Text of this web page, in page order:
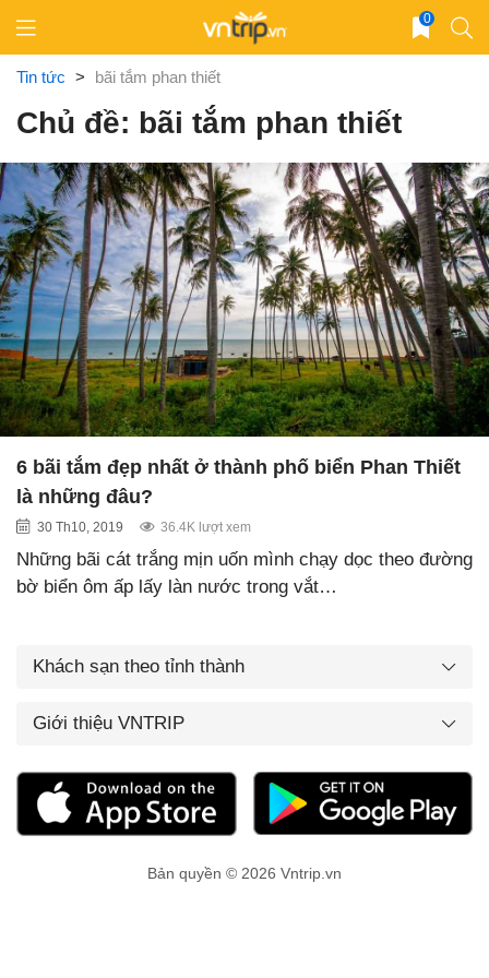
content
0
Tin tức > bãi tắm phan thiết
Chủ đề: bãi tắm phan thiết
6 bãi tắm đẹp nhất ở thành phố biển Phan Thiết
là những đâu?
30 Th10, 2019 36.4K lượt xem
Những bãi cát trắng mịn uốn mình chạy dọc theo đường
bờ biển ôm ấp lấy làn nước trong vắt…
Khách sạn theo tỉnh thành
Giới thiệu VNTRIP
Bản quyền © 2026 Vntrip.vn